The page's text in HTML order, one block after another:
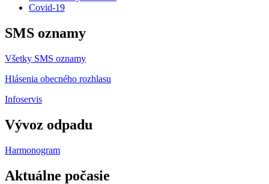
Covid-19
SMS oznamy
Všetky SMS oznamy
Hlásenia obecného rozhlasu
Infoservis
Vývoz odpadu
Harmonogram
Aktuálne počasie